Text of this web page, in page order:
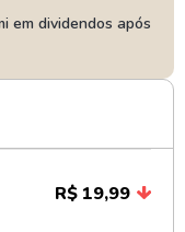
em dividendos após
R$ 19,99